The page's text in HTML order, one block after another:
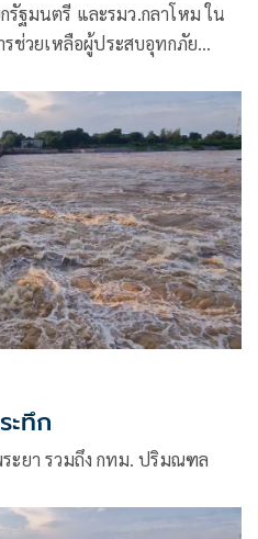
รัฐมนตรี และรมว.กลาโหม ใน
ช่วยเหลือผู้ประสบอุทกภัย
านการณ์
ะทึก
ะยา รวมถึง กทม. ปริมณฑล